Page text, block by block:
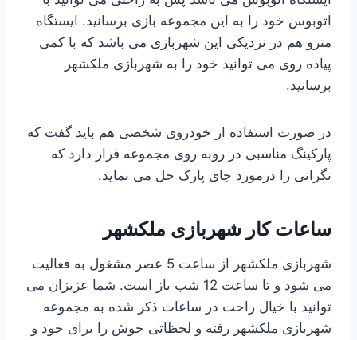
اتوبوس خود را به این مجموعه بازی برسانید. ایستگاه
مترو هم در نزدیکی این شهربازی می باشد که با کمی
پیاده روی می توانید خود را به شهربازی ملکشهر
برسانید.
در صورت استفاده از خودروی شخصی هم باید گفت که
پارکینگ مناسبی در روبه روی مجموعه قرار دارد که
نگرانی را درمورد جای پارک حل می نماید.
ساعات کار شهربازی ملکشهر
شهربازی ملکشهر از ساعت 5 عصر مشغول به فعالیت
می شود و تا ساعت 12 شب باز است. شما عزیزان می
توانید با خیال راحت در ساعات ذکر شده به مجموعه
شهربازی ملکشهر رفته و لحظاتی خوش را برای خود و